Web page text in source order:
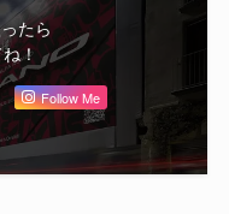
たら
！
Follow Me